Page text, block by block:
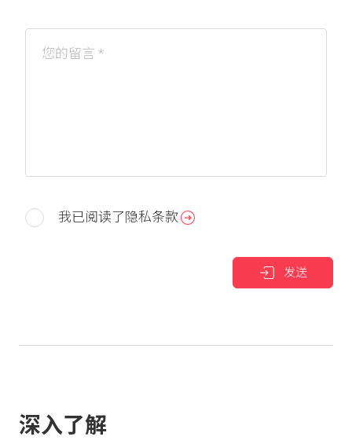
您的留言 *
我已阅读了隐私条款
发送
深入了解